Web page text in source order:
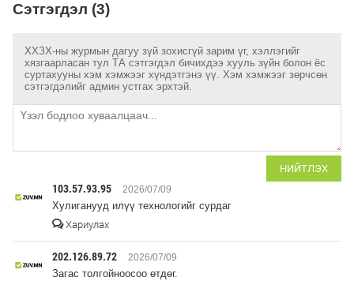
Сэтгэгдэл (3)
ХХЗХ-ны журмын дагуу зүй зохисгүй зарим үг, хэллэгийг
хязгаарласан тул ТА сэтгэгдэл бичихдээ хууль зүйн болон ёс
суртахууны хэм хэмжээг хүндэтгэнэ үү. Хэм хэмжээг зөрчсөн
сэтгэгдэлийг админ устгах эрхтэй.
НИЙТЛЭХ
103.57.93.95 2026/07/09
Хулиганууд илүү технологийг сурдаг
Хариулах
202.126.89.72 2026/07/09
Загас толгойноосоо өтдөг.